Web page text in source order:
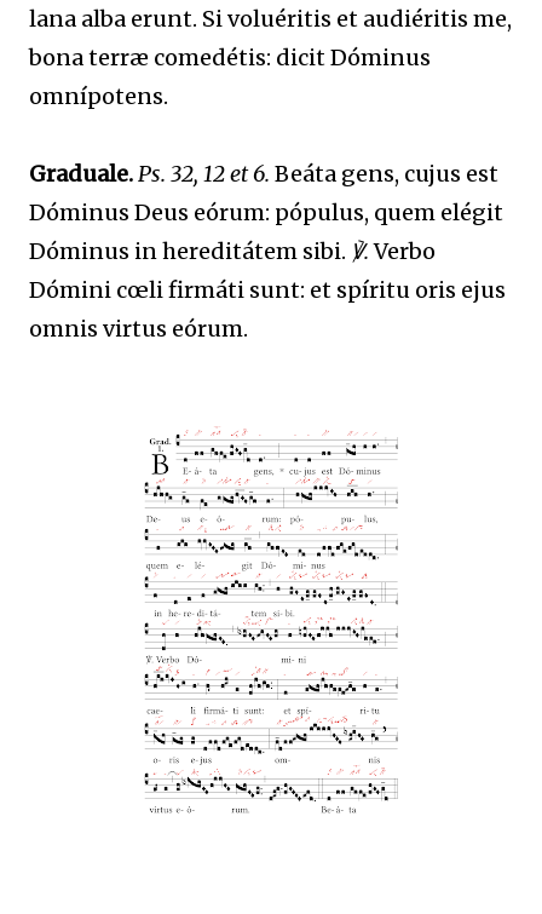
lana alba erunt. Si voluéritis et audiéritis me,
bona terræ comedétis: dicit Dóminus
omnípotens.
Graduale.Ps. 32, 12 et 6. Beáta gens, cujus est
Dóminus Deus eórum: pópulus, quem elégit
Dóminus in hereditátem sibi. ℣.Verbo
Dómini cœli firmáti sunt: et spíritu oris ejus
omnis virtus eórum.